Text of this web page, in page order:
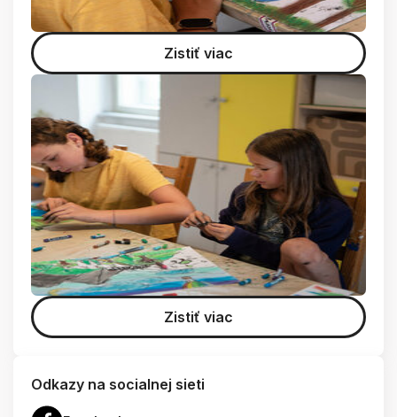
Zistiť viac
Zistiť viac
Odkazy na socialnej sieti